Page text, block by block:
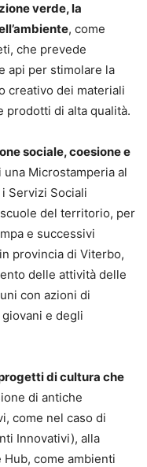
verde, la
, come
che prevede
api per stimolare la
creativo dei materiali
prodotti di alta qualità.
sociale, coesione e
una Microstamperia al
Servizi Sociali
del territorio, per
e successivi
provincia di Viterbo,
delle attività delle
con azioni di
e degli
di cultura che
di antiche
come nel caso di
Innovativi), alla
come ambienti